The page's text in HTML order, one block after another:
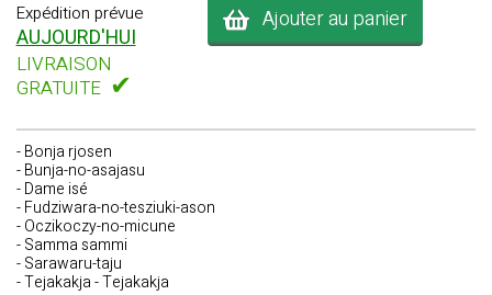
Expédition prévue
AUJOURD'HUI
LIVRAISON
GRATUITE ✔
Ajouter au panier
- Bonja rjosen
- Bunja-no-asajasu
- Dame isé
- Fudziwara-no-tesziuki-ason
- Oczikoczy-no-micune
- Samma sammi
- Sarawaru-taju
- Tejakakja - Tejakakja